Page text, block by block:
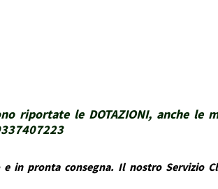
riportate le DOTAZIONI, anche le
in pronta consegna. Il nostro Servizio